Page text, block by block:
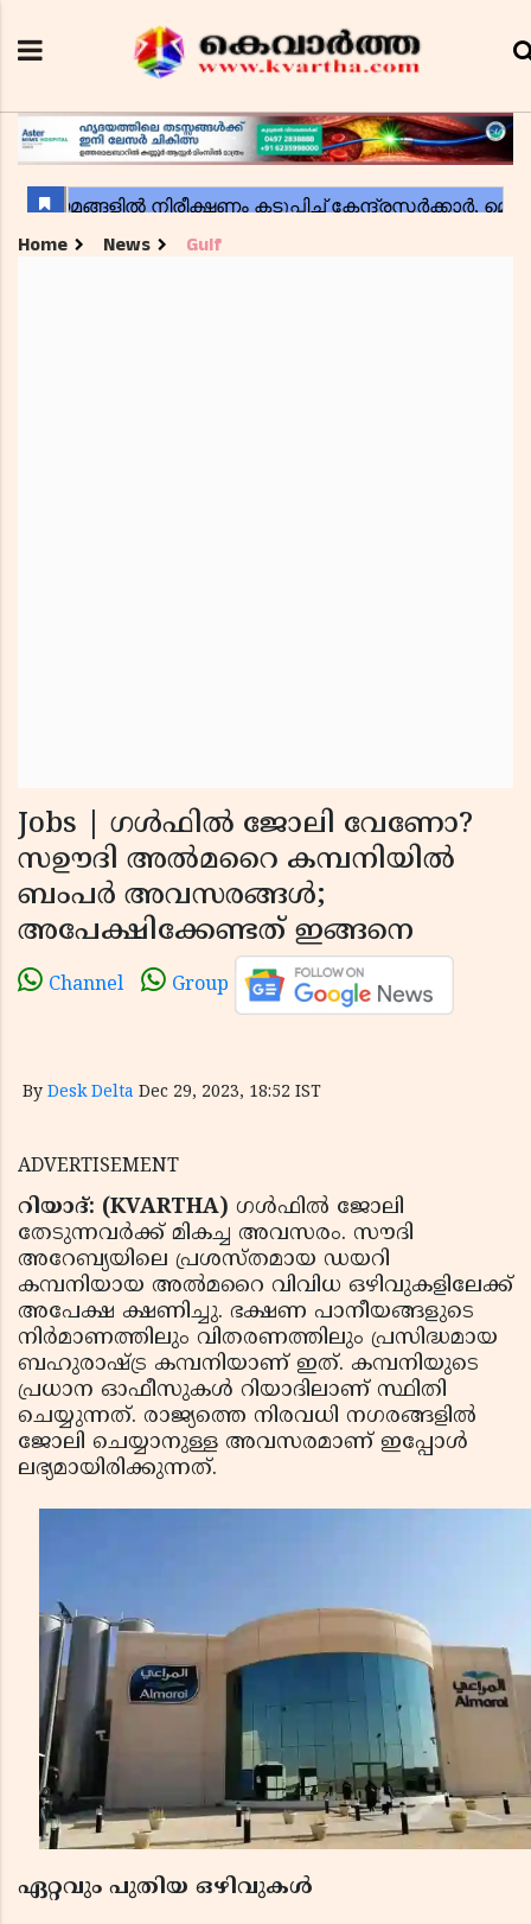
Home News Gulf
Jobs | ഗൾഫിൽ ജോലി വേണോ?
സഊദി അൽമറൈ കമ്പനിയിൽ
ബംപർ അവസരങ്ങൾ;
അപേക്ഷിക്കേണ്ടത് ഇങ്ങനെ
Channel Group
By Desk Delta Dec 29, 2023, 18:52 IST
ADVERTISEMENT
റിയാദ്: (KVARTHA) ഗൾഫിൽ ജോലി
തേടുന്നവർക്ക് മികച്ച അവസരം. സൗദി
അറേബ്യയിലെ പ്രശസ്തമായ ഡയറി
കമ്പനിയായ അൽമറൈ വിവിധ ഒഴിവുകളിലേക്ക്
അപേക്ഷ ക്ഷണിച്ചു. ഭക്ഷണ പാനീയങ്ങളുടെ
നിർമാണത്തിലും വിതരണത്തിലും പ്രസിദ്ധമായ
ബഹുരാഷ്ട്ര കമ്പനിയാണ് ഇത്. കമ്പനിയുടെ
പ്രധാന ഓഫീസുകൾ റിയാദിലാണ് സ്ഥിതി
ചെയ്യുന്നത്. രാജ്യത്തെ നിരവധി നഗരങ്ങളിൽ
ജോലി ചെയ്യാനുള്ള അവസരമാണ് ഇപ്പോൾ
ലഭ്യമായിരിക്കുന്നത്.
ഏറ്റവും പുതിയ ഒഴിവുകൾ